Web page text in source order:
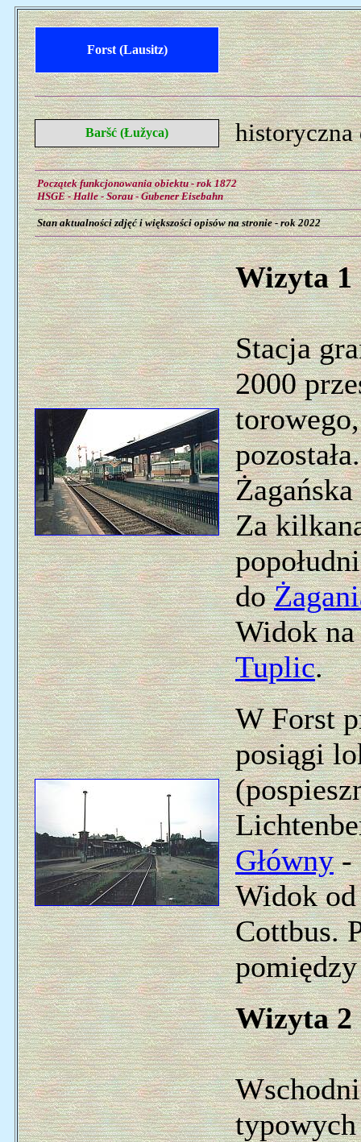
Forst (Lausitz)
Baršć (Łužyca) historyczna
Początek funkcjonowania obiektu - rok 1872
HSGE - Halle - Sorau - Gubener Eisebahn
Stan aktualności zdjęć i większości opisów na stronie - rok 2022
Wizyta 1
Stacja
2000
pozostała.
Za
do
Widok
Tuplic.
W Forst
posiągi
Główny-
Widok
Cottbus.
Wizyta 2